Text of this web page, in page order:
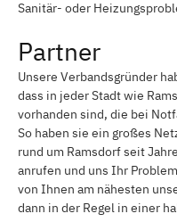
Sanitär- oder
Partner
Unsere Verbandsgründer
dass in jeder Stadt wie
vorhanden sind, die bei
So haben sie ein großes
rund um Ramsdorf seit
anrufen und uns Ihr
von Ihnen am nähesten
dann in der Regel in einer